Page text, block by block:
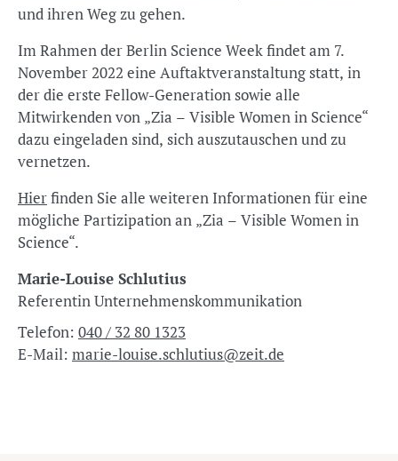
und ihren Weg zu gehen.
Im Rahmen der Berlin Science Week findet am 7.
November 2022 eine Auftaktveranstaltung statt, in
der die erste Fellow-Generation sowie alle
Mitwirkenden von „Zia – Visible Women in Science“
dazu eingeladen sind, sich auszutauschen und zu
vernetzen.
Hierfinden Sie alle weiteren Informationen für eine
mögliche Partizipation an „Zia – Visible Women in
Science“.
Marie-Louise Schlutius
Referentin Unternehmenskommunikation
Telefon: 040 / 32 80 1323
E-Mail: marie-louise.schlutius@zeit.de